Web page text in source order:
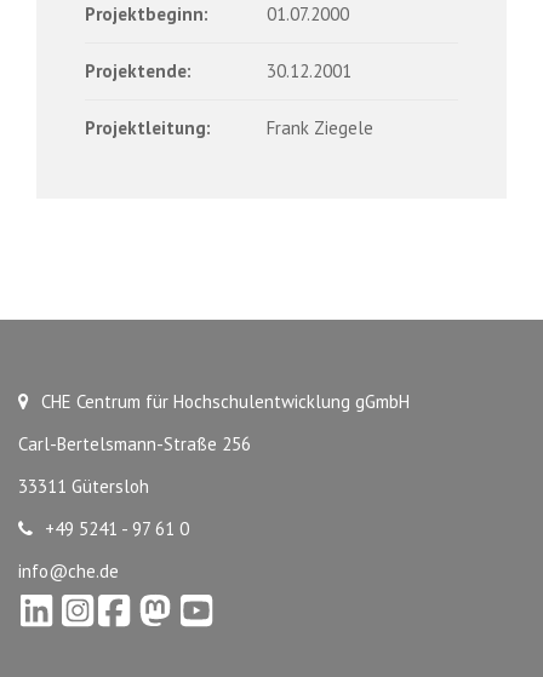
Projektbeginn: 01.07.2000
Projektende: 30.12.2001
Projektleitung: Frank Ziegele
CHE Centrum für Hochschulentwicklung gGmbH
Carl-Bertelsmann-Straße 256
33311 Gütersloh
+49 5241 - 97 61 0
info@che.de